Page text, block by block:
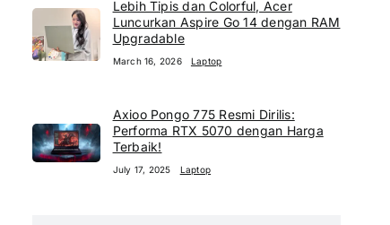
Lebih Tipis dan Colorful, Acer
Luncurkan Aspire Go 14 dengan RAM
Upgradable
March 16, 2026 Laptop
Axioo Pongo 775 Resmi Dirilis:
Performa RTX 5070 dengan Harga
Terbaik!
July 17, 2025 Laptop